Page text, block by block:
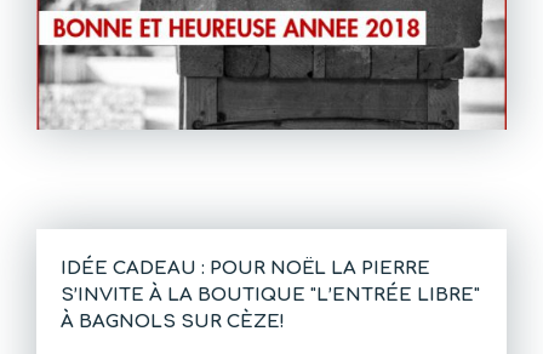
IDÉE CADEAU : POUR NOËL LA PIERRE
S’INVITE À LA BOUTIQUE "L’ENTRÉE LIBRE"
À BAGNOLS SUR CÈZE!